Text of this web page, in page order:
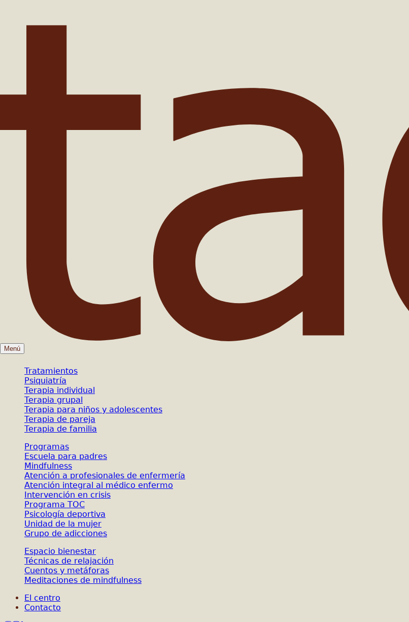
Menú
Tratamientos
Psiquiatría
Terapia individual
Terapia grupal
Terapia para niños y adolescentes
Terapia de pareja
Terapia de familia
Programas
Escuela para padres
Mindfulness
Atención a profesionales de enfermería
Atención integral al médico enfermo
Intervención en crisis
Programa TOC
Psicología deportiva
Unidad de la mujer
Grupo de adicciones
Espacio bienestar
Técnicas de relajación
Cuentos y metáforas
Meditaciones de mindfulness
El centro
Contacto